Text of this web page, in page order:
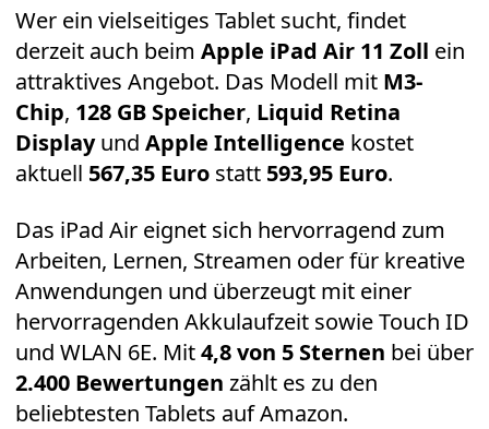
Wer ein vielseitiges Tablet sucht, findet
derzeit auch beim Apple iPad Air 11 Zoll ein
attraktives Angebot. Das Modell mit M3-
Chip, 128 GB Speicher, Liquid Retina
Displayund Apple Intelligence kostet
aktuell 567,35 Euro statt 593,95 Euro.
Das iPad Air eignet sich hervorragend zum
Arbeiten, Lernen, Streamen oder für kreative
Anwendungen und überzeugt mit einer
hervorragenden Akkulaufzeit sowie Touch ID
und WLAN 6E. Mit4,8 von 5 Sternen bei über
2.400 Bewertungen zählt es zu den
beliebtesten Tablets auf Amazon.